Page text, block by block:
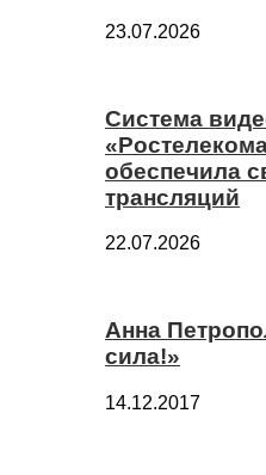
23.07.2026
Система
обеспечила
трансляций
22.07.2026
Анна
сила!»
14.12.2017